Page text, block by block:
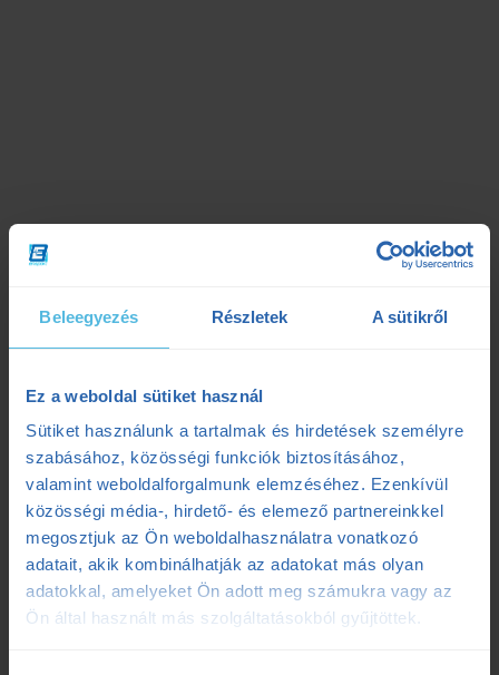
Beleegyezés Részletek A sütikről
Ez a weboldal sütiket használ
Sütiket használunk a tartalmak és hirdetések személyre
szabásához, közösségi funkciók biztosításához,
valamint weboldalforgalmunk elemzéséhez. Ezenkívül
közösségi média-, hirdető- és elemező partnereinkkel
megosztjuk az Ön weboldalhasználatra vonatkozó
adatait, akik kombinálhatják az adatokat más olyan
adatokkal, amelyeket Ön adott meg számukra vagy az
Ön által használt más szolgáltatásokból gyűjtöttek.